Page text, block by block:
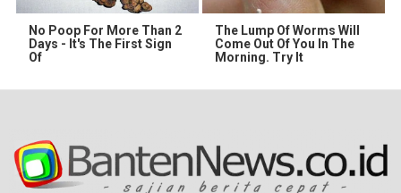
No Poop For More Than 2
Days - It's The First Sign
Of
The Lump Of Worms Will
Come Out Of You In The
Morning. Try It